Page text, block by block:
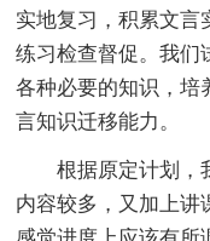
实地复习，积累文言
练习检查督促。我们
各种必要的知识，培
言知识迁移能力。
根据原定计划，
内容较多，又加上讲